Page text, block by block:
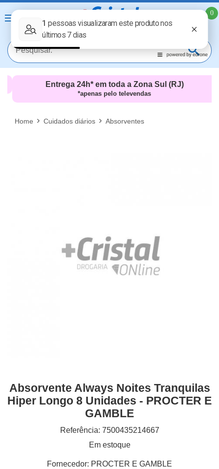
0
MAIS RESULTADOS FECHAR [X]
Entrega 24h* em toda a Zona Sul (RJ)
*apenas pelo televendas
Home Cuidados diários Absorventes
Absorvente Always Noites Tranquilas
Hiper Longo 8 Unidades - PROCTER E
GAMBLE
Referência: 7500435214667
Em estoque
Fornecedor: PROCTER E GAMBLE